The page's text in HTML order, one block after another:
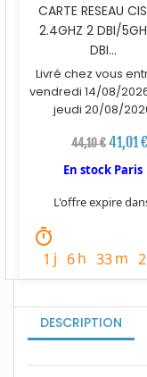
CARTE RESEAU
2.4GHZ 2 DBI/
DBI...
Livré chez vous
vendredi 14/08/
jeudi 20/08/
44,10 €41,01 €
En stock Paris
L'offre expire
timer
1 j 6h 33m
DESCRIPTION